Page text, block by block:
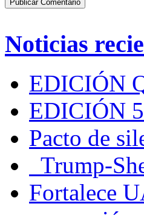
Noticias
EDICIÓN
EDICIÓN
Pacto de
Trump-
Fortalece